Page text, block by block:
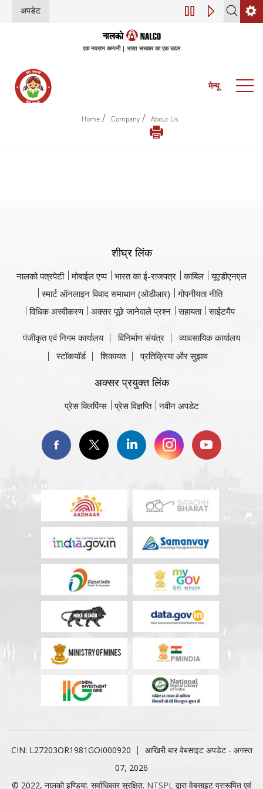
अपडेट डिजिटल परिवर्तन
एक नवरत्न कम्पनी | भारत सरकार का एक उद्यम
मेन्यू
Home / Company / About Us
शीघ्र लिंक
नालको पत्रपेटी मोबाईल एप्प भारत का ई-राजपत्र काबिल
यूएडीएनएल
स्मार्ट ऑनलाइन विवाद समाधान (ओडीआर)
गोपनीयता नीति
विधिक अस्वीकरण
अक्सर पूछे जानेवाले प्रश्न सहायता साईटमैप
पंजीकृत एवं निगम कार्यालय विनिर्माण संयंत्र
व्यावसायिक कार्यालय
स्टॉकयॉर्ड
शिकायत प्रतिक्रिया और सुझाव
अक्सर प्रयुक्त लिंक
प्रेस क्लिपिंग्स प्रेस विज्ञप्ति नवीन अपडेट
CIN: L27203OR1981GOI000920
आखिरी बार वेबसाइट अपडेट - अगस्त
07, 2026
© 2022, नालको इण्डिया. सर्वाधिकार सुरक्षित. NTSPL द्वारा वेबसाइट प्रारूपित एवं